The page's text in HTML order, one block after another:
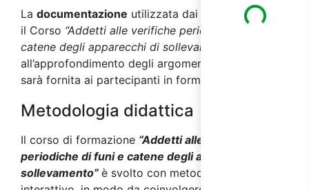
La documentazione utilizzata dai docenti durante
il Corso “Addetti alle verifiche periodiche di funi e
catene degli apparecchi di sollevamento”
all’approfondimento degli argomenti affrontati,
sarà fornita ai partecipanti in formato digitale.
Metodologia didattica
Il corso di formazione “Addetti alle verifiche
periodiche di funi e catene degli apparecchi di
sollevamento” è svolto con metodo altamente